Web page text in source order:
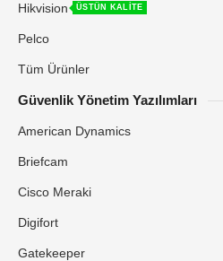
Hikvision ÜSTÜN KALİTE
Pelco
Tüm Ürünler
Güvenlik Yönetim Yazılımları
American Dynamics
Briefcam
Cisco Meraki
Digifort
Gatekeeper